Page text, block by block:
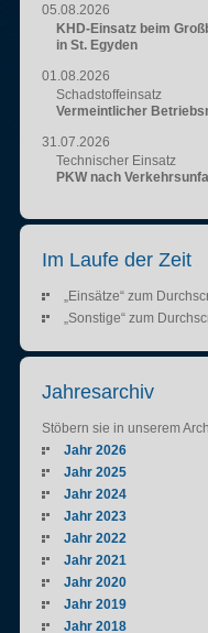
05.08.2026
KHD-Einsatz beim
in St. Egyden
01.08.2026
Schadstoffeinsatz
Vermeintlicher
31.07.2026
Technischer Einsatz
PKW nach
Im Laufe der Zeit
„Einsätze“ zum
„Sonstige“ zum
Jahresarchiv
Stöbern sie in unserem
Jahr 2026
Jahr 2025
Jahr 2024
Jahr 2023
Jahr 2022
Jahr 2021
Jahr 2020
Jahr 2019
Jahr 2018